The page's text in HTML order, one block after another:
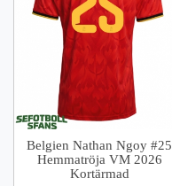
Belgien Nathan Ngoy #25
Hemmatröja VM 2026
Kortärmad